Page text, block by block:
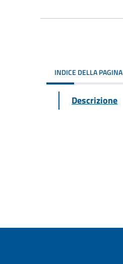
INDICE DELLA PAGINA
Descrizione